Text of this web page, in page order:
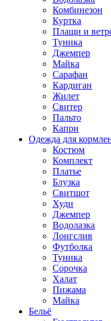
Комбинезон
Куртка
Плащи и
Туника
Джемпер
Майка
Сарафан
Кардиган
Жилет
Свитер
Пальто
Капри
Одежда для
Костюм
Комплект
Платье
Блузка
Свитшот
Худи
Джемпер
Водолазка
Лонгслив
Футболка
Туника
Сорочка
Халат
Пижама
Майка
Бельё